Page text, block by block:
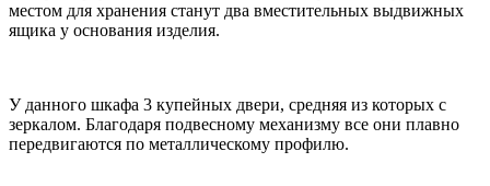
местом для хранения станут два вместительных выдвижных
ящика у основания изделия.
У данного шкафа 3 купейных двери, средняя из которых с
зеркалом. Благодаря подвесному механизму все они плавно
передвигаются по металлическому профилю.